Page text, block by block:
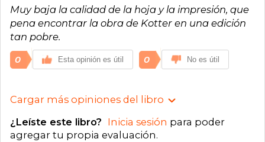
Muy baja la calidad de la hoja y la impresión, que
pena encontrar la obra de Kotter en una edición
tan pobre.
0 Esta opinión es útil 0 No es útil
Cargar más opiniones del libro
¿Leíste este libro? Inicia sesión para poder
agregar tu propia evaluación.